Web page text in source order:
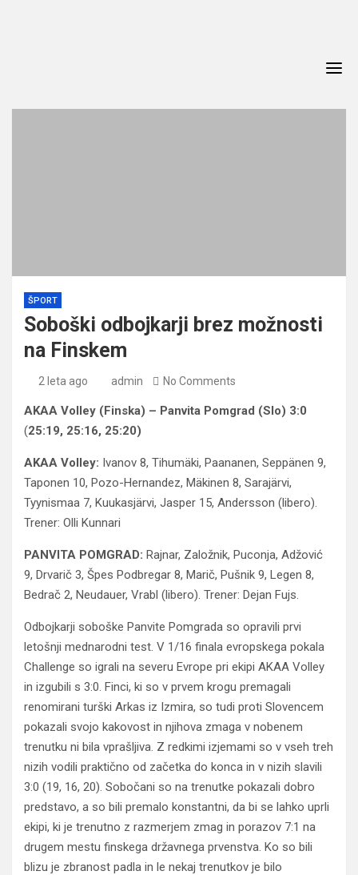
ŠPORT
Soboški odbojkarji brez možnosti
na Finskem
2 leta ago admin No Comments
AKAA Volley (Finska) – Panvita Pomgrad (Slo) 3:0
(25:19, 25:16, 25:20)
AKAA Volley: Ivanov 8, Tihumäki, Paananen, Seppänen 9,
Taponen 10, Pozo-Hernandez, Mäkinen 8, Sarajärvi,
Tyynismaa 7, Kuukasjärvi, Jasper 15, Andersson (libero).
Trener: Olli Kunnari
PANVITA POMGRAD: Rajnar, Založnik, Puconja, Adžović
9, Drvarič 3, Špes Podbregar 8, Marič, Pušnik 9, Legen 8,
Bedrač 2, Neudauer, Vrabl (libero). Trener: Dejan Fujs.
Odbojkarji soboške Panvite Pomgrada so opravili prvi
letošnji mednarodni test. V 1/16 finala evropskega pokala
Challenge so igrali na severu Evrope pri ekipi AKAA Volley
in izgubili s 3:0. Finci, ki so v prvem krogu premagali
renomirani turški Arkas iz Izmira, so tudi proti Slovencem
pokazali svojo kakovost in njihova zmaga v nobenem
trenutku ni bila vprašljiva. Z redkimi izjemami so v vseh treh
nizih vodili praktično od začetka do konca in v nizih slavili
3:0 (19, 16, 20). Sobočani so na trenutke pokazali dobro
predstavo, a so bili premalo konstantni, da bi se lahko uprli
ekipi, ki je trenutno z razmerjem zmag in porazov 7:1 na
drugem mestu finskega državnega prvenstva. Ko so bili
blizu je zbranost padla in le nekaj trenutkov je bilo